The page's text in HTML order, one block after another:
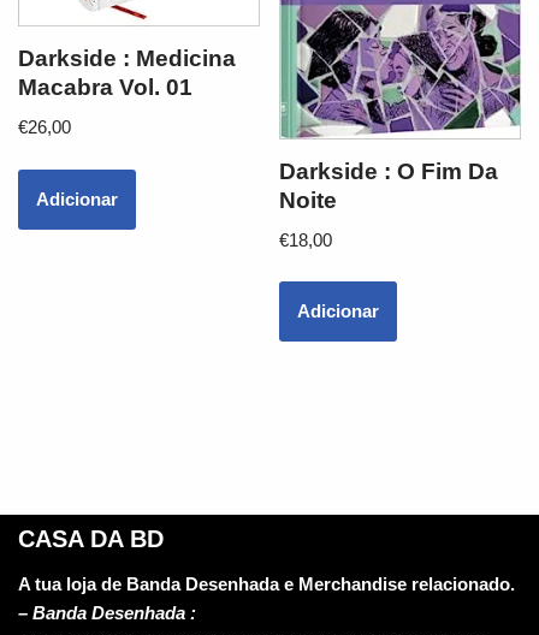
Darkside : Medicina
Macabra Vol. 01
€26,00
Adicionar
Darkside : O Fim Da
Noite
€18,00
Adicionar
CASA DA BD
A tua loja de Banda Desenhada e Merchandise relacionado.
– Banda Desenhada :